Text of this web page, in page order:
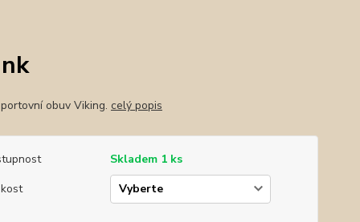
obuv Viking. celý popis
Skladem 1 ks